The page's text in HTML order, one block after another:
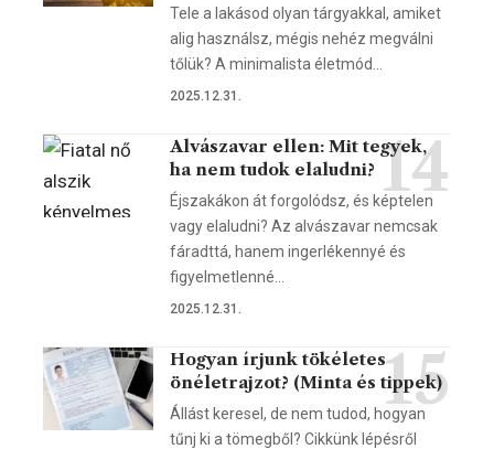
Tele a lakásod olyan tárgyakkal, amiket
alig használsz, mégis nehéz megválni
tőlük? A minimalista életmód…
2025.12.31.
Alvászavar ellen: Mit tegyek,
ha nem tudok elaludni?
Éjszakákon át forgolódsz, és képtelen
vagy elaludni? Az alvászavar nemcsak
fáradttá, hanem ingerlékennyé és
figyelmetlenné…
2025.12.31.
Hogyan írjunk tökéletes
önéletrajzot? (Minta és tippek)
Állást keresel, de nem tudod, hogyan
tűnj ki a tömegből? Cikkünk lépésről